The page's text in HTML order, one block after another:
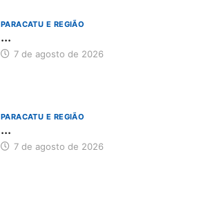
PARACATU E REGIÃO
...
7 de agosto de 2026
PARACATU E REGIÃO
...
7 de agosto de 2026